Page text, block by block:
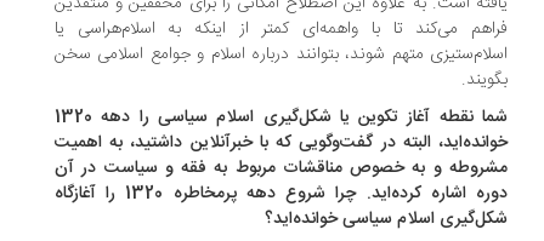
می‌کند تا با واهمه‌ای کمتر از اینکه به اسلام‌هراسی یا
متهم شوند، بتوانند درباره اسلام و جوامع اسلامی سخن
شما نقطه آغاز تکوین یا شکل‌گیری اسلام سیاسی را دهه 1320
البته در گفت‌وگویی که با خبرآنلاین داشتید، به اهمیت
و به خصوص مناقشات مربوط به فقه و سیاست در آن
دوره اشاره کرده‌اید. چرا شروع دهه پرمخاطره 1320 را آغازگاه
اسلام سیاسی خوانده‌اید؟